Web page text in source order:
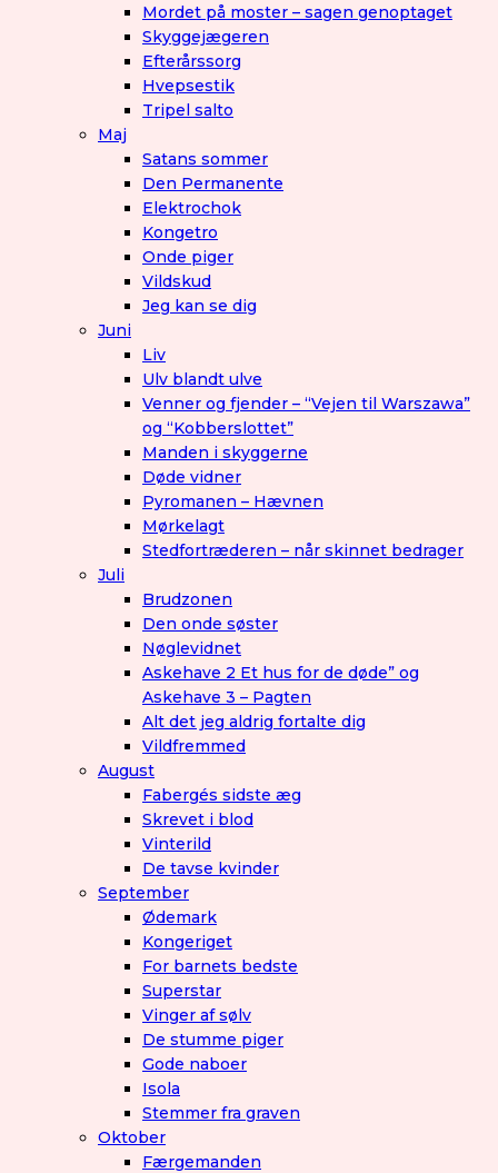
Mordet på moster – sagen genoptaget
Skyggejægeren
Efterårssorg
Hvepsestik
Tripel salto
Maj
Satans sommer
Den Permanente
Elektrochok
Kongetro
Onde piger
Vildskud
Jeg kan se dig
Juni
Liv
Ulv blandt ulve
Venner og fjender – “Vejen til Warszawa”
og “Kobberslottet”
Manden i skyggerne
Døde vidner
Pyromanen – Hævnen
Mørkelagt
Stedfortræderen – når skinnet bedrager
Juli
Brudzonen
Den onde søster
Nøglevidnet
Askehave 2 Et hus for de døde” og
Askehave 3 – Pagten
Alt det jeg aldrig fortalte dig
Vildfremmed
August
Fabergés sidste æg
Skrevet i blod
Vinterild
De tavse kvinder
September
Ødemark
Kongeriget
For barnets bedste
Superstar
Vinger af sølv
De stumme piger
Gode naboer
Isola
Stemmer fra graven
Oktober
Færgemanden